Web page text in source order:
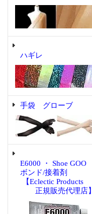
ハギレ
手袋 グローブ
E6000 ・ Shoe GOO
ボンド/接着剤
【Eclectic Products
正規販売代理店】